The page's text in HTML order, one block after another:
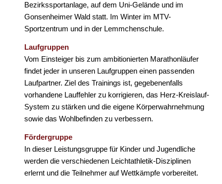
Bezirkssportanlage, auf dem Uni-Gelände und im
Gonsenheimer Wald statt. Im Winter im MTV-
Sportzentrum und in der Lemmchenschule.
Laufgruppen
Vom Einsteiger bis zum ambitionierten Marathonläufer
findet jeder in unseren Laufgruppen einen passenden
Laufpartner. Ziel des Trainings ist, gegebenenfalls
vorhandene Lauffehler zu korrigieren, das Herz-Kreislauf-
System zu stärken und die eigene Körperwahrnehmung
sowie das Wohlbefinden zu verbessern.
Fördergruppe
In dieser Leistungsgruppe für Kinder und Jugendliche
werden die verschiedenen Leichtathletik-Disziplinen
erlernt und die Teilnehmer auf Wettkämpfe vorbereitet.